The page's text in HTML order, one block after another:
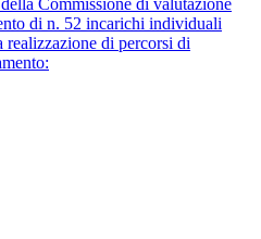
Commissione di valutazione
di n. 52 incarichi individuali
realizzazione di percorsi di